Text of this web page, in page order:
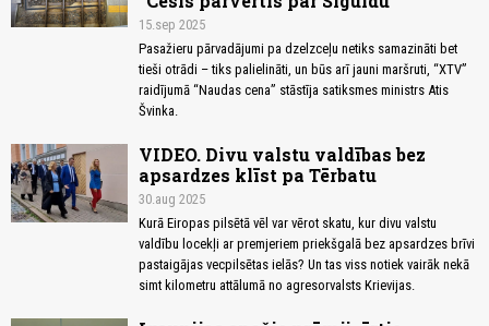
15.sep 2025
Pasažieru pārvadājumi pa dzelzceļu netiks samazināti bet
tieši otrādi – tiks palielināti, un būs arī jauni maršruti, “XTV”
raidījumā “Naudas cena” stāstīja satiksmes ministrs Atis
Švinka.
VIDEO. Divu valstu valdības bez
apsardzes klīst pa Tērbatu
30.aug 2025
Kurā Eiropas pilsētā vēl var vērot skatu, kur divu valstu
valdību locekļi ar premjeriem priekšgalā bez apsardzes brīvi
pastaigājas vecpilsētas ielās? Un tas viss notiek vairāk nekā
simt kilometru attālumā no agresorvalsts Krievijas.